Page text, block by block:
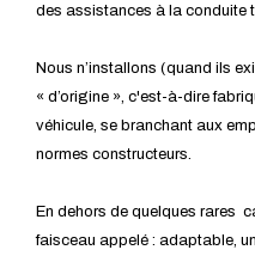
des assistances à la conduite
Nous n’installons (quand ils
« d’origine », c'est-à-dire
véhicule, se branchant aux
normes constructeurs.
En dehors de quelques rares
faisceau appelé : adaptable,